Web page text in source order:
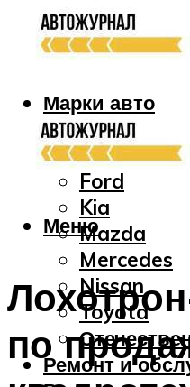
Марки авто
Audi
Bmw
Ford
Kia
Mazda
Mercedes
Nissan
Toyota
Ремонт и
Меню
по